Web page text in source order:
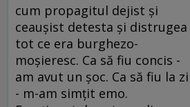
cum propagitul dejist şi
ceauşist detesta şi distrugea
tot ce era burghezo-
moşieresc. Ca să fiu concis -
am avut un şoc. Ca să fiu la zi
- m-am simţit emo.